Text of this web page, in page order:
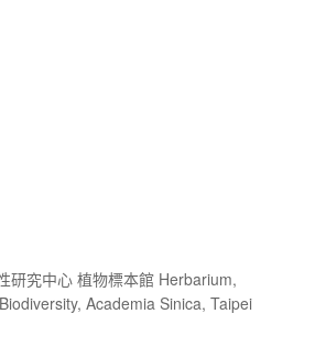
研究中心 植物標本館 Herbarium,
Academia Sinica, Taipei